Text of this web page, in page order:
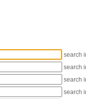
search
search
search
search